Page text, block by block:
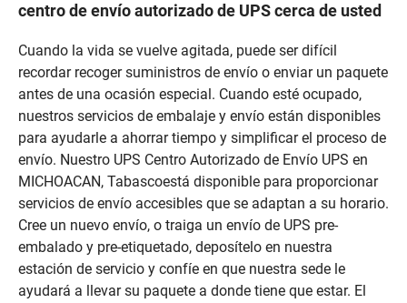
centro de envío autorizado de UPS cerca de usted
Cuando la vida se vuelve agitada, puede ser difícil
recordar recoger suministros de envío o enviar un paquete
antes de una ocasión especial. Cuando esté ocupado,
nuestros servicios de embalaje y envío están disponibles
para ayudarle a ahorrar tiempo y simplificar el proceso de
envío. Nuestro UPS Centro Autorizado de Envío UPS en
MICHOACAN, Tabascoestá disponible para proporcionar
servicios de envío accesibles que se adaptan a su horario.
Cree un nuevo envío, o traiga un envío de UPS pre-
embalado y pre-etiquetado, deposítelo en nuestra
estación de servicio y confíe en que nuestra sede le
ayudará a llevar su paquete a donde tiene que estar. El